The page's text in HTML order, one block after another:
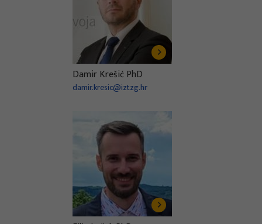
Damir Krešić PhD
damir.kresic@iztzg.hr